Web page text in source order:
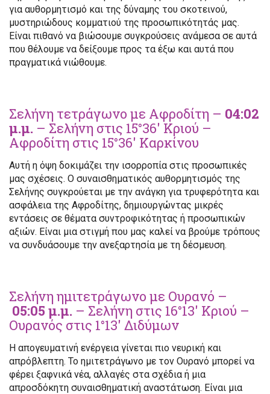
για αυθορμητισμό και της δύναμης του σκοτεινού,
μυστηριώδους κομματιού της προσωπικότητάς μας.
Είναι πιθανό να βιώσουμε συγκρούσεις ανάμεσα σε αυτά
που θέλουμε να δείξουμε προς τα έξω και αυτά που
πραγματικά νιώθουμε.
Σελήνη τετράγωνο με Αφροδίτη – 04:02
μ.μ. – Σελήνη στις 15°36′ Κριού –
Αφροδίτη στις 15°36′ Καρκίνου
Αυτή η όψη δοκιμάζει την ισορροπία στις προσωπικές
μας σχέσεις. Ο συναισθηματικός αυθορμητισμός της
Σελήνης συγκρούεται με την ανάγκη για τρυφερότητα και
ασφάλεια της Αφροδίτης, δημιουργώντας μικρές
εντάσεις σε θέματα συντροφικότητας ή προσωπικών
αξιών. Είναι μια στιγμή που μας καλεί να βρούμε τρόπους
να συνδυάσουμε την ανεξαρτησία με τη δέσμευση.
Σελήνη ημιτετράγωνο με Ουρανό –
05:05 μ.μ. – Σελήνη στις 16°13′ Κριού –
Ουρανός στις 1°13′ Διδύμων
Η απογευματινή ενέργεια γίνεται πιο νευρική και
απρόβλεπτη. Το ημιτετράγωνο με τον Ουρανό μπορεί να
φέρει ξαφνικά νέα, αλλαγές στα σχέδια ή μια
απροσδόκητη συναισθηματική αναστάτωση. Είναι μια